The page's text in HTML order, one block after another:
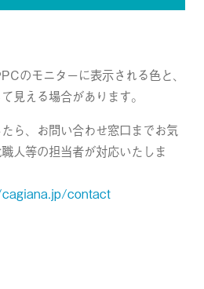
のモニターに表示される色と、
見える場合があります。
ら、お問い合わせ窓口までお気
人等の担当者が対応いたしま
contact